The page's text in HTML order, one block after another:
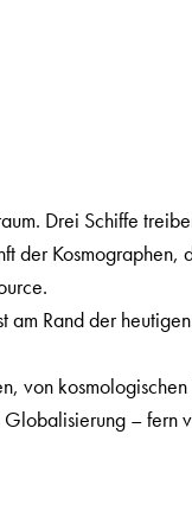
Drei Schiffe
der Kosmographen,
am Rand der
von
– fern